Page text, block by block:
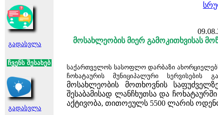
გადასვლა
ჩვენს შესახებ
გადასვლა
მოსახლეობის მიერ გამოკითხვისას
საქართველოს სასოფლო დარბაზი
ჩოხატაურის მუნიციპალური სერვისების
მოსახლეობის მოთხოვნის
შესაბამისად ლანჩხუთსა და
აქტივობა, თითოეულს 5500 ლარის